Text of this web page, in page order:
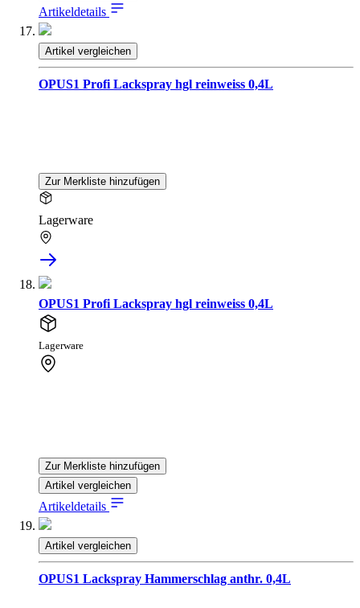
Artikeldetails
Artikel vergleichen
OPUS1 Profi Lackspray hgl reinweiss 0,4L
Zur Merkliste hinzufügen
Lagerware
OPUS1 Profi Lackspray hgl reinweiss 0,4L
Lagerware
Zur Merkliste hinzufügen
Artikel vergleichen
Artikeldetails
Artikel vergleichen
OPUS1 Lackspray Hammerschlag anthr. 0,4L